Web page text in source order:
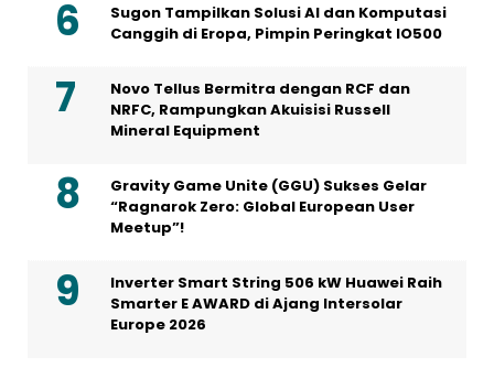
Sugon Tampilkan Solusi AI dan Komputasi
Canggih di Eropa, Pimpin Peringkat IO500
Novo Tellus Bermitra dengan RCF dan
NRFC, Rampungkan Akuisisi Russell
Mineral Equipment
Gravity Game Unite (GGU) Sukses Gelar
“Ragnarok Zero: Global European User
Meetup”!
Inverter Smart String 506 kW Huawei Raih
Smarter E AWARD di Ajang Intersolar
Europe 2026